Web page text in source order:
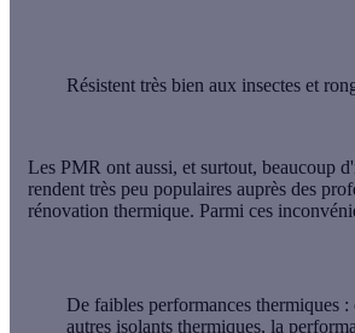
Résistent très bien aux insectes et
Les PMR ont aussi, et surtout, beaucoup
rendent très peu populaires auprès des
rénovation thermique. Parmi ces
De faibles performances thermiques :
autres isolants thermiques, la